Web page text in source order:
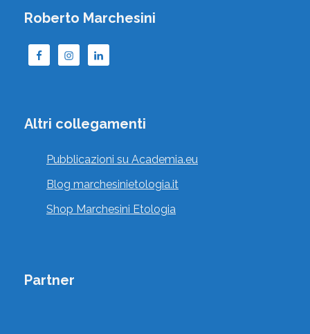
Roberto Marchesini
Altri collegamenti
Pubblicazioni su Academia.eu
Blog marchesinietologia.it
Shop Marchesini Etologia
Partner